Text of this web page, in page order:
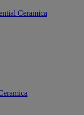
Ceramica